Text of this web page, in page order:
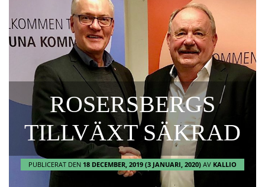
ROSERSBERGS
TILLVÄXT SÄKRAD
PUBLICERAT DEN 18 DECEMBER, 2019 (3 JANUARI, 2020) AV KALLIO